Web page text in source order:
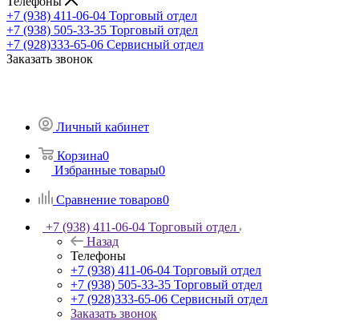
+7 (938) 411-06-04 Торговый отдел
+7 (938) 505-33-35 Торговый отдел
+7 (928)333-65-06 Сервисный отдел
Заказать звонок
Личный кабинет
Корзина0
Избранные товары0
Сравнение товаров0
+7 (938) 411-06-04 Торговый отдел
Назад
Телефоны
+7 (938) 411-06-04 Торговый отдел
+7 (938) 505-33-35 Торговый отдел
+7 (928)333-65-06 Сервисный отдел
Заказать звонок